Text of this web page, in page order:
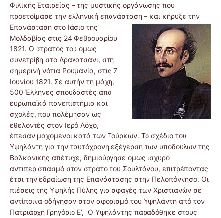
Φιλικής Εταιρείας – της μυστικής οργάνωσης που
προετοίμασε την ελληνική επανάσταση – και κήρυξε την
Επανάσταση στο Ιάσιο της
Μολδαβίας στις 24 Φεβρουαρίου
1821. Ο στρατός του όμως
συνετρίβη στο Δραγατσάνι, στη
σημερινή νότια Ρουμανία, στις 7
Ιουνίου 1821. Σε αυτήν τη μάχη,
500 Έλληνες σπουδαστές από
ευρωπαϊκά πανεπιστήμια και
σχολές, που πολέμησαν ως
εθελοντές στον Ιερό Λόχο,
έπεσαν μαχόμενοι κατά των Τούρκων. Το σχέδιο του
Υψηλάντη για την ταυτόχρονη εξέγερση των υπόδουλων της
Βαλκανικής απέτυχε, δημιούργησε όμως ισχυρό
αντιπερισπασμό στον στρατό του Σουλτάνου, επιτρέποντας
έτσι την εδραίωση της Επανάστασης στην Πελοπόννησο. Οι
πιέσεις της Υψηλής Πύλης για σφαγές των Χριστιανών σε
αντίποινα οδήγησαν στον αφορισμό του Υψηλάντη από τον
Πατριάρχη Γρηγόριο Ε’, Ο Υψηλάντης παραδόθηκε στους